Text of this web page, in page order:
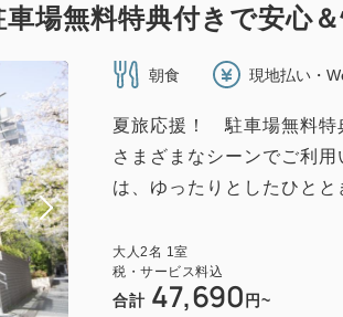
スタンダード
デレートツインプラス (6・7F)
27.00m 1~2名 セミダブル×2
車場無料特典付きで安
朝食 現地払い・
夏旅応援！ 駐車場無料特
さまざまなシーンでご利
は、ゆったりとしたひと
大人2名 1室
税・サービス料込
合計 47,690 円~